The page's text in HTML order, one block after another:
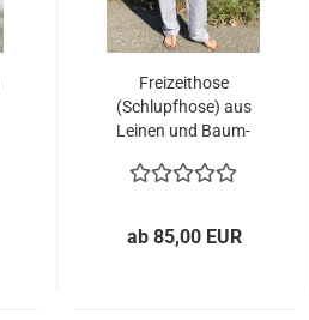
Frei­zeit­ho­se
(Schlupf­ho­se) aus
Lei­nen und Baum­
ab 85,00 EUR